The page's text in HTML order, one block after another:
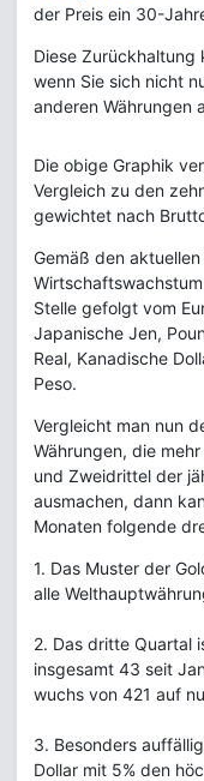
der Preis ein 30-
Diese Zurückhaltung
wenn Sie sich nicht
anderen Währungen
Die obige Graphik
Vergleich zu den
gewichtet nach
Gemäß den
Stelle gefolgt vom
Japanische Jen,
Real, Kanadische
Peso.
Vergleicht man nun
Währungen, die
und Zweidrittel der
ausmachen, dann
Monaten folgende
1. Das Muster der
alle
2. Das dritte Quartal
insgesamt 43 seit
wuchs von 421 auf
3. Besonders
Dollar mit 5% den